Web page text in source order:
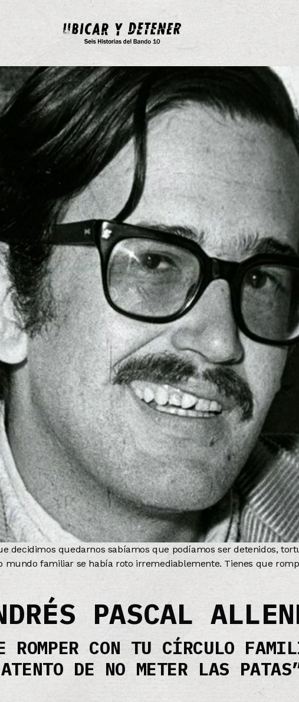
decidimos quedarnos sabíamos que podíamos ser detenidos,
mundo familiar se había roto irremediablemente. Tienes que
PASCAL
ROMPER CON TU CÍRCULO
ATENTO DE NO METER LAS